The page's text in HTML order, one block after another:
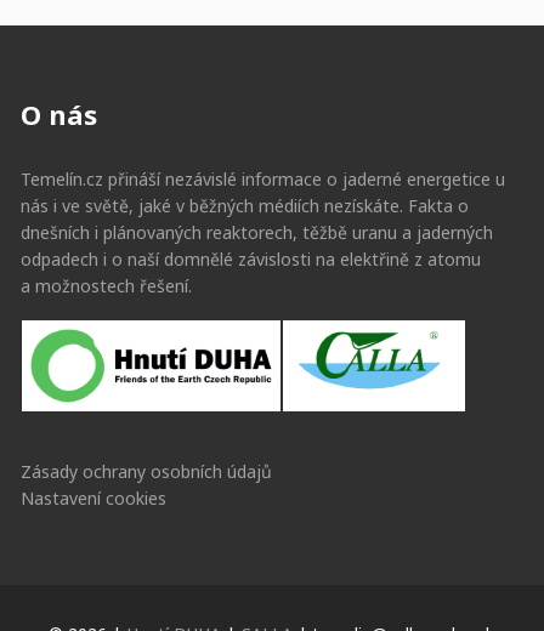
O nás
Temelín.cz přináší nezávislé informace o jaderné energetice u
nás i ve světě, jaké v běžných médiích nezískáte. Fakta o
dnešních i plánovaných reaktorech, těžbě uranu a jaderných
odpadech i o naší domnělé závislosti na elektřině z atomu
a možnostech řešení.
Zásady ochrany osobních údajů
Nastavení cookies